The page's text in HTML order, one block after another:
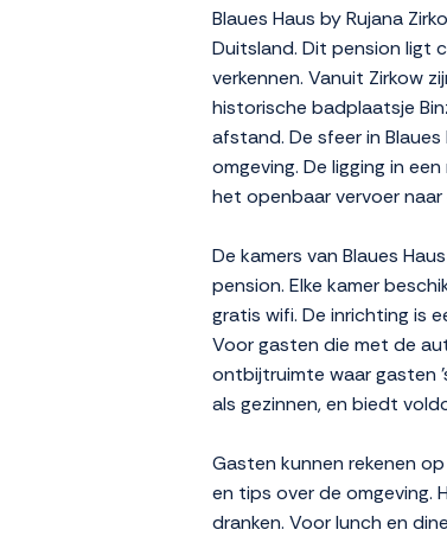
Blaues Haus by Rujana
Duitsland. Dit pension ligt
verkennen. Vanuit Zirkow
historische badplaatsje
afstand. De sfeer in
omgeving. De ligging in
het openbaar vervoer
De kamers van Blaues
pension. Elke kamer
gratis wifi. De inrichting is
Voor gasten die met de
ontbijtruimte waar gasten
als gezinnen, en biedt
Gasten kunnen rekenen
en tips over de omgeving.
dranken. Voor lunch en